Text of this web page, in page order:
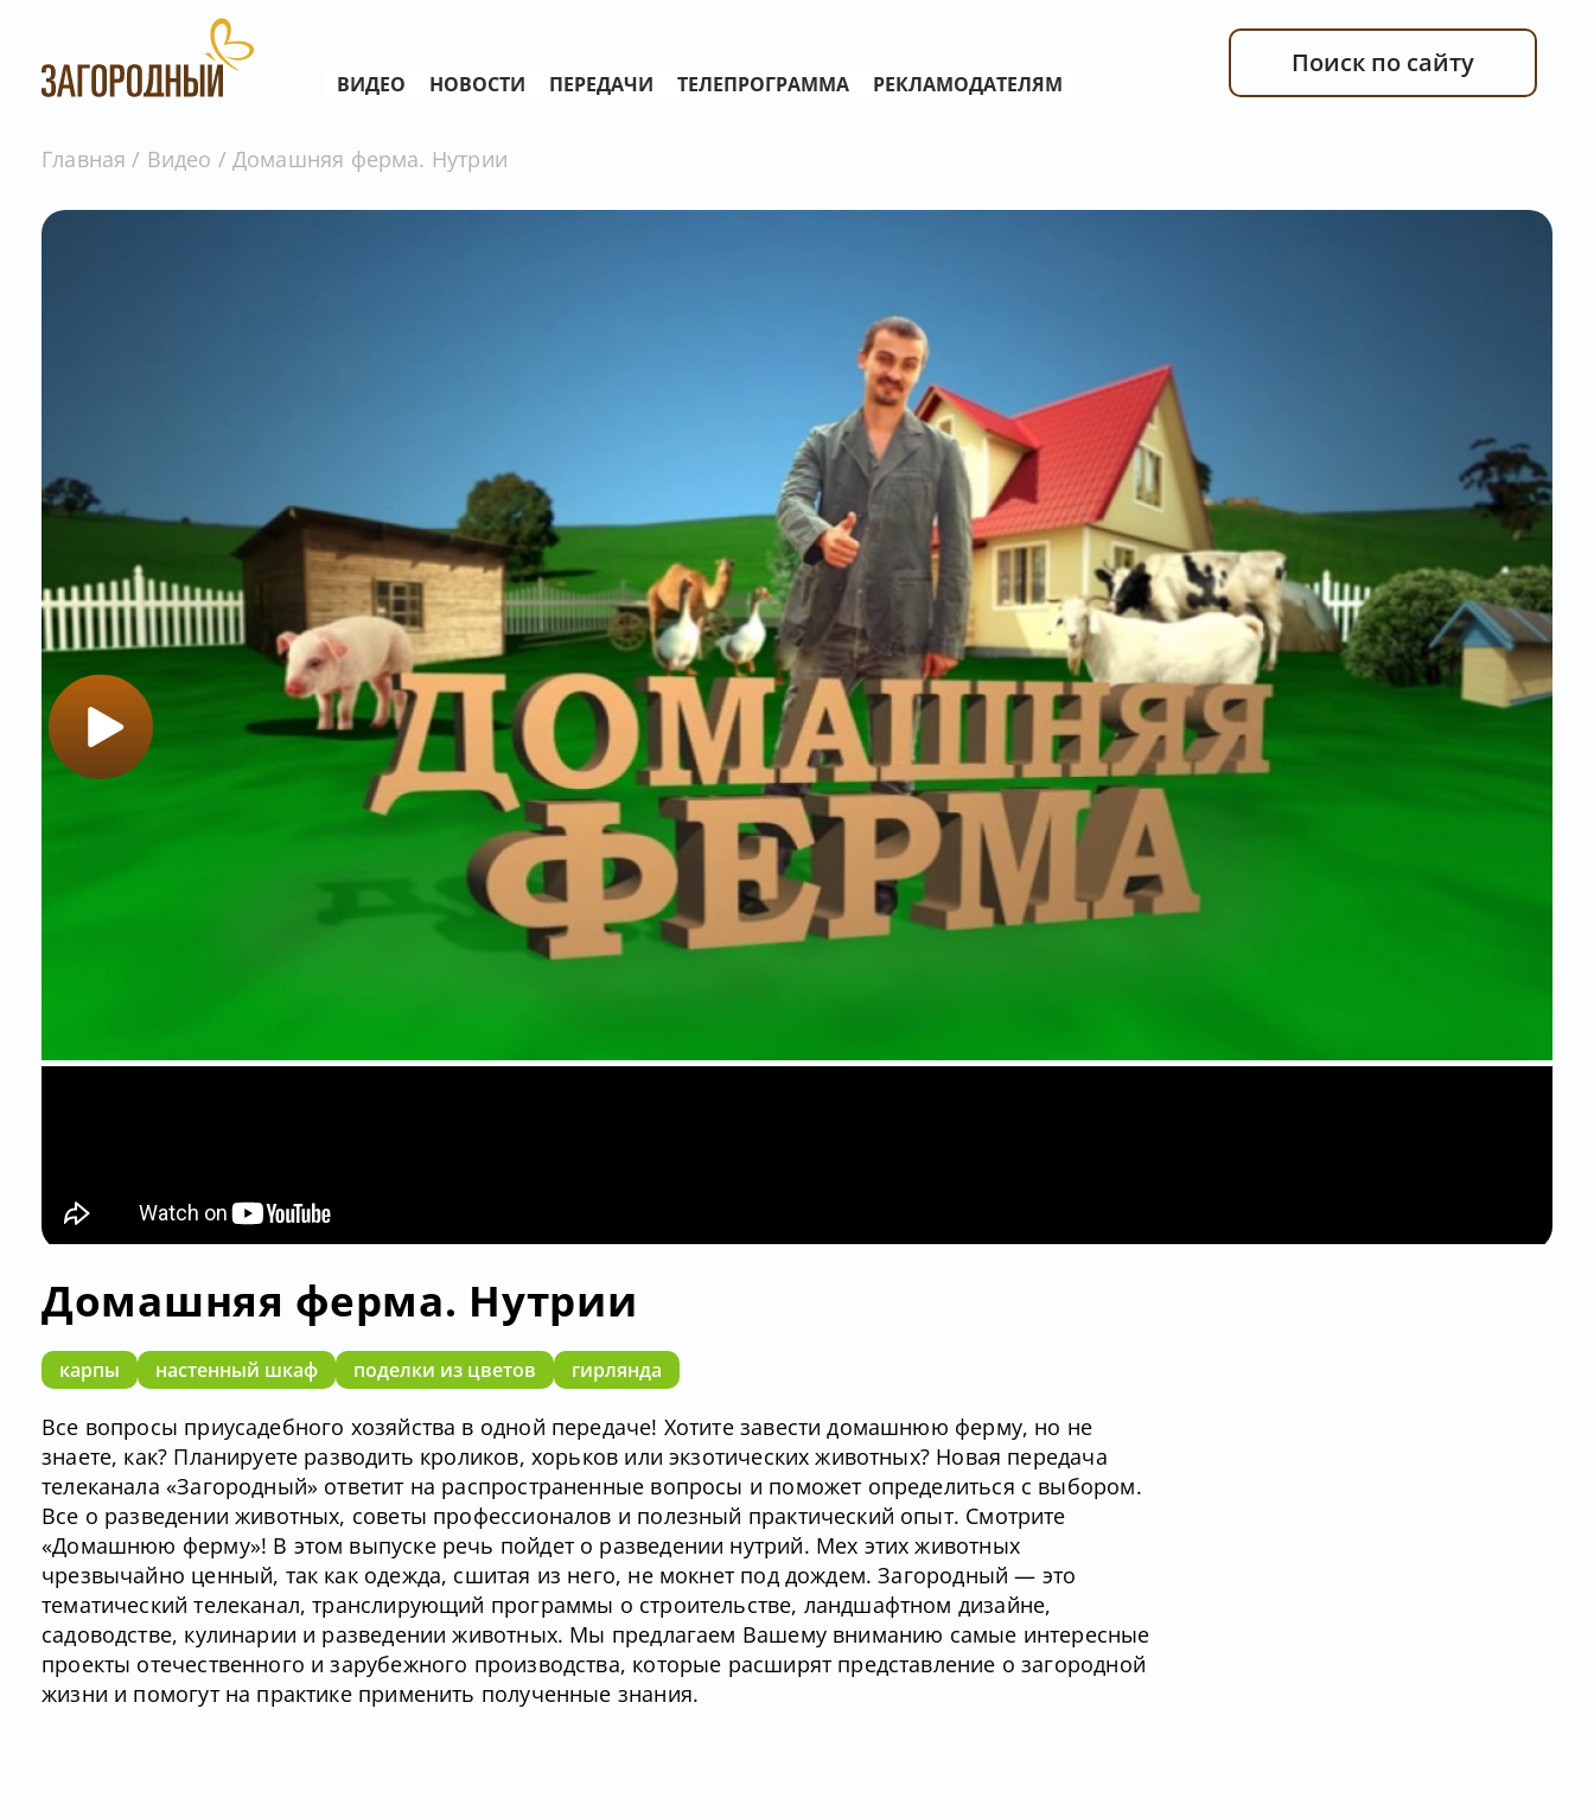
ВИДЕО НОВОСТИ ПЕРЕДАЧИ ТЕЛЕПРОГРАММА РЕКЛАМОДАТЕЛЯМ
Поиск по сайту
Главная Видео Домашняя ферма. Нутрии
Домашняя ферма. Нутрии
карпы настенный шкаф поделки из цветов гирлянда
Все вопросы приусадебного хозяйства в одной передаче! Хотите завести домашнюю ферму, но не
знаете, как? Планируете разводить кроликов, хорьков или экзотических животных? Новая передача
телеканала «Загородный» ответит на распространенные вопросы и поможет определиться с выбором.
Все о разведении животных, советы профессионалов и полезный практический опыт. Смотрите
«Домашнюю ферму»! В этом выпуске речь пойдет о разведении нутрий. Мех этих животных
чрезвычайно ценный, так как одежда, сшитая из него, не мокнет под дождем. Загородный — это
тематический телеканал, транслирующий программы о строительстве, ландшафтном дизайне,
садоводстве, кулинарии и разведении животных. Мы предлагаем Вашему вниманию самые интересные
проекты отечественного и зарубежного производства, которые расширят представление о загородной
жизни и помогут на практике применить полученные знания.